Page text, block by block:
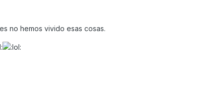
no hemos vivido esas cosas.